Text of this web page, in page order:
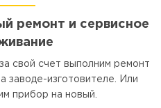
ремонт и сервисное
свой счет выполним ремонт
заводе-изготовителе. Или
прибор на новый.